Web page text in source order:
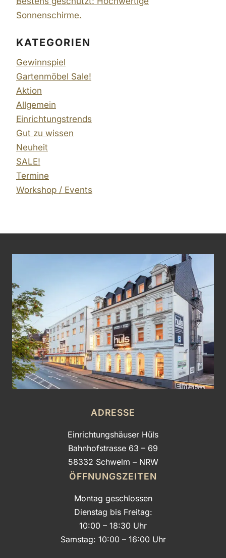
Sonnenschirme.
KATEGORIEN
Gewinnspiel
Gartenmöbel Sale!
Aktion
Allgemein
Einrichtungstrends
Gut zu wissen
Neuheit
SALE!
Termine
Workshop / Events
ADRESSE
Einrichtungshäuser Hüls
Bahnhofstrasse 63 – 69
58332 Schwelm – NRW
ÖFFNUNGSZEITEN
Montag geschlossen
Dienstag bis Freitag:
10:00 – 18:30 Uhr
Samstag: 10:00 – 16:00 Uhr